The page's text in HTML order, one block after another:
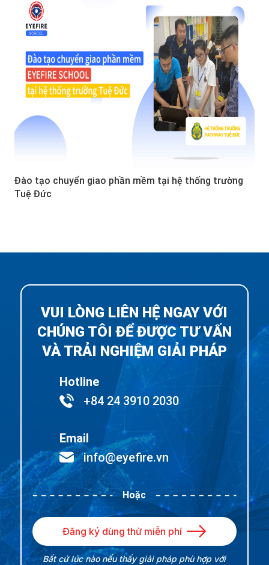
Đào tạo chuyển giao phần mềm tại hệ thống trường
Tuệ Đức
VUI LÒNG LIÊN HỆ NGAY VỚI
CHÚNG TÔI ĐỂ ĐƯỢC TƯ VẤN
VÀ TRẢI NGHIỆM GIẢI PHÁP
Hotline
+84 24 3910 2030
Email
info@eyefire.vn
Hoặc
Đăng ký dùng thử miễn phí
Bất cứ lúc nào nếu thấy giải pháp phù hợp với